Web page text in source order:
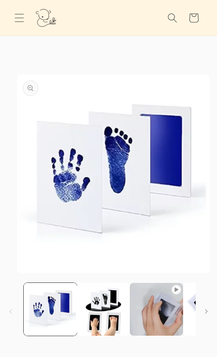
directamente
al contenido
Carrito
información
elemento
ventana